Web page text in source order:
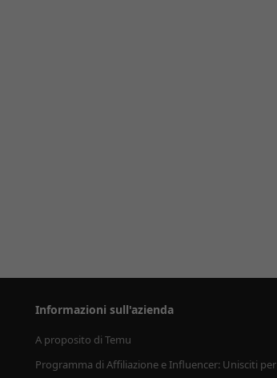
Informazioni sull'azienda
A proposito di Temu
Programma di Affiliazione e Influencer: Unisciti per